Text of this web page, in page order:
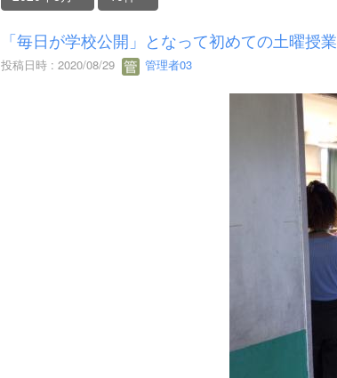
「毎日が学校公開」となって初めての土曜授業
投稿日時 : 2020/08/29 管理者03